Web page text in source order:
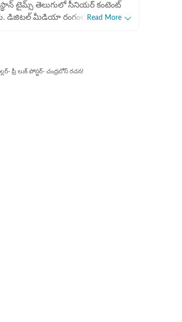
టైమ్స్ తెలుగులో సీనియర్ కంటెంట్
డిజిటల్ మీడియా రంగంలో ఆయనకు 8
రూపొందించడంలో ఆయనది
Read More
ప్రీ లుక్ పోస్టర్- చంద్రబోస్ రచన!